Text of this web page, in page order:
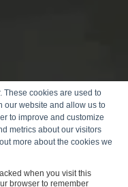
These cookies are used to
our website and allow us to
to improve and customize
metrics about our visitors
more about the cookies we
when you visit this
browser to remember